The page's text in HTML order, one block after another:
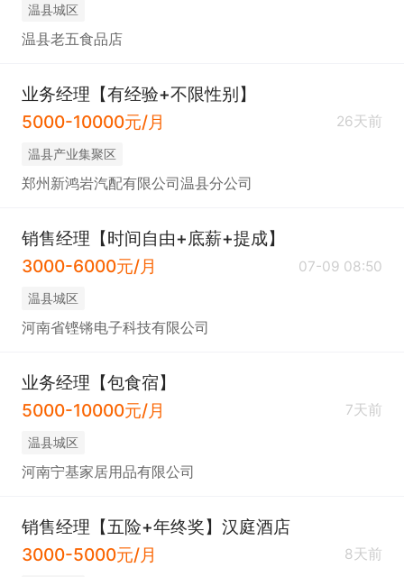
温县城区
温县老五食品店
业务经理【有经验+不限性别】
5000-10000元/月
26天前
温县产业集聚区
郑州新鸿岩汽配有限公司温县分公司
销售经理【时间自由+底薪+提成】
3000-6000元/月
07-09 08:50
温县城区
河南省铿锵电子科技有限公司
业务经理【包食宿】
5000-10000元/月
7天前
温县城区
河南宁基家居用品有限公司
销售经理【五险+年终奖】汉庭酒店
3000-5000元/月
8天前